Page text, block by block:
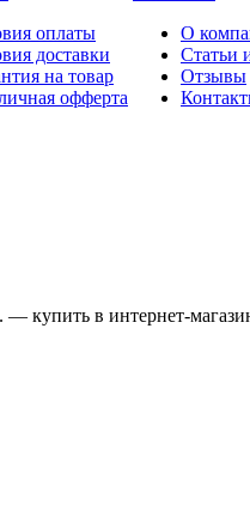
оплаты
доставки
на товар
офферта
О
Статьи
Отзывы
купить в интернет-